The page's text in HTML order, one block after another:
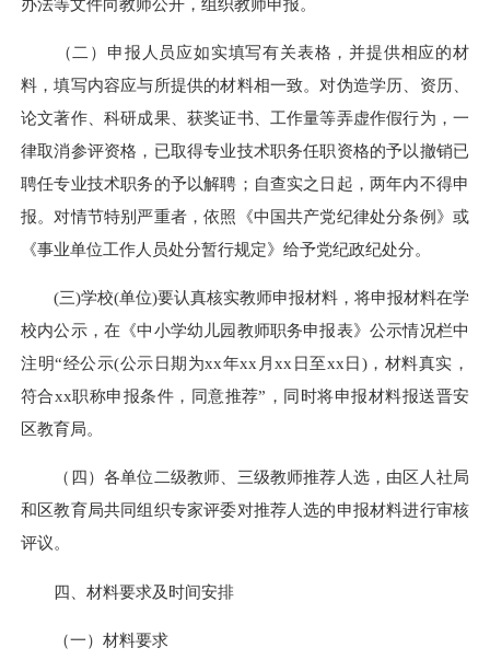
（二）申报人员应如实填写有关表格，并提供相应的材
料，填写内容应与所提供的材料相一致。对伪造学历、资历、
论文著作、科研成果、获奖证书、工作量等弄虚作假行为，一
律取消参评资格，已取得专业技术职务任职资格的予以撤销已
聘任专业技术职务的予以解聘；自查实之日起，两年内不得申
报。对情节特别严重者，依照《中国共产党纪律处分条例》或
《事业单位工作人员处分暂行规定》给予党纪政纪处分。
(三)学校(单位)要认真核实教师申报材料，将申报材料在学
校内公示，在《中小学幼儿园教师职务申报表》公示情况栏中
注明“经公示(公示日期为xx年xx月xx日至xx日)，材料真实，
符合xx职称申报条件，同意推荐”，同时将申报材料报送晋安
区教育局。
（四）各单位二级教师、三级教师推荐人选，由区人社局
和区教育局共同组织专家评委对推荐人选的申报材料进行审核
评议。
四、材料要求及时间安排
（一）材料要求